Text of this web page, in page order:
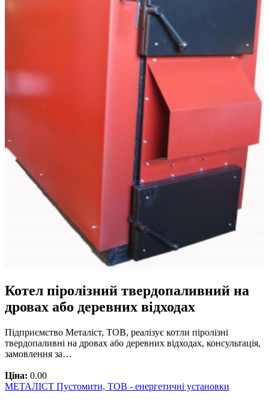
Котел піролізний твердопаливний на
дровах або деревних відходах
Підприємство Металіст, ТОВ, реалізує котли піролізні
твердопаливні на дровах або деревних відходах, консультація,
замовлення за…
Ціна: 0.00
МЕТАЛІСТ Пустомити, ТОВ - енергетичні установки